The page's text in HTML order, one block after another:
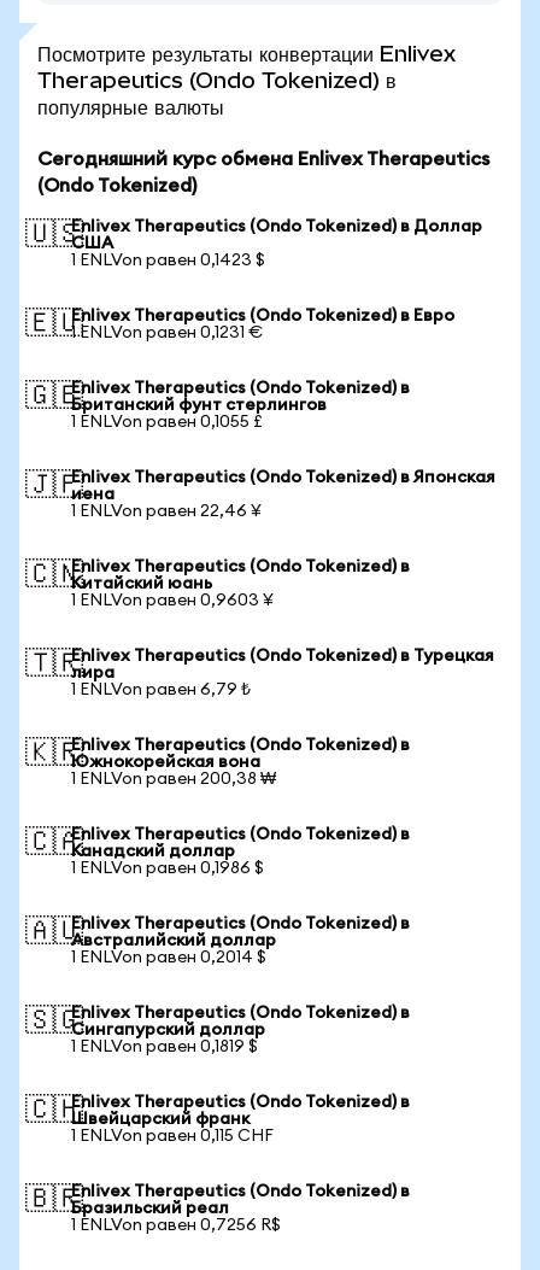
Посмотрите результаты конвертации Enlivex
Therapeutics (Ondo Tokenized) в
популярные валюты
Сегодняшний курс обмена Enlivex Therapeutics
(Ondo Tokenized)
🇺🇸Enlivex Therapeutics (Ondo Tokenized) в Доллар
США
1 ENLVon равен 0,1423 $
🇪🇺Enlivex Therapeutics (Ondo Tokenized) в Евро
1 ENLVon равен 0,1231 €
🇬🇧Enlivex Therapeutics (Ondo Tokenized) в
Британский фунт стерлингов
1 ENLVon равен 0,1055 £
🇯🇵Enlivex Therapeutics (Ondo Tokenized) в Японская
иена
1 ENLVon равен 22,46 ¥
🇨🇳Enlivex Therapeutics (Ondo Tokenized) в
Китайский юань
1 ENLVon равен 0,9603 ¥
🇹🇷Enlivex Therapeutics (Ondo Tokenized) в Турецкая
лира
1 ENLVon равен 6,79 ₺
🇰🇷Enlivex Therapeutics (Ondo Tokenized) в
Южнокорейская вона
1 ENLVon равен 200,38 ₩
🇨🇦Enlivex Therapeutics (Ondo Tokenized) в
Канадский доллар
1 ENLVon равен 0,1986 $
🇦🇺Enlivex Therapeutics (Ondo Tokenized) в
Австралийский доллар
1 ENLVon равен 0,2014 $
🇸🇬Enlivex Therapeutics (Ondo Tokenized) в
Сингапурский доллар
1 ENLVon равен 0,1819 $
🇨🇭Enlivex Therapeutics (Ondo Tokenized) в
Швейцарский франк
1 ENLVon равен 0,115 CHF
🇧🇷Enlivex Therapeutics (Ondo Tokenized) в
Бразильский реал
1 ENLVon равен 0,7256 R$